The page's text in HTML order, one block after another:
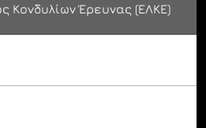
Κονδυλίων Έρευνας (ΕΛΚΕ)